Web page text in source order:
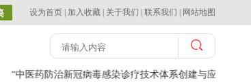
设为首页 加入收藏 关于我们 联系我们 网站地图
“中医药防治新冠病毒感染诊疗技术体系创建与应用”获